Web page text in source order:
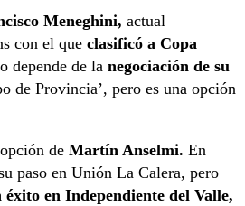
Meneghini, actual
con el que clasificó a Copa
depende de la negociación de su
de Provincia’, pero es una opción
de Martín Anselmi. En
paso en Unión La Calera, pero
éxito en Independiente del Valle,